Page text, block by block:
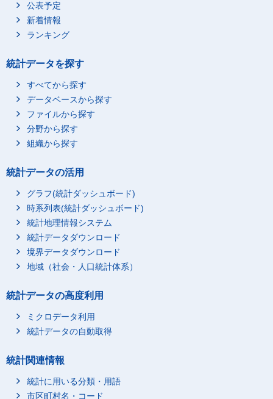
公表予定
新着情報
ランキング
統計データを探す
すべてから探す
データベースから探す
ファイルから探す
分野から探す
組織から探す
統計データの活用
グラフ(統計ダッシュボード)
時系列表(統計ダッシュボード)
統計地理情報システム
統計データダウンロード
境界データダウンロード
地域（社会・人口統計体系）
統計データの高度利用
ミクロデータ利用
統計データの自動取得
統計関連情報
統計に用いる分類・用語
市区町村名・コード